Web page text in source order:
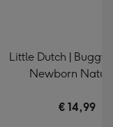
Little Dutch |
Newborn
€ 14,99